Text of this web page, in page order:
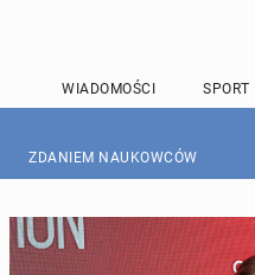
WIADOMOŚCI SPORT
ZDANIEM NAUKOWCÓW